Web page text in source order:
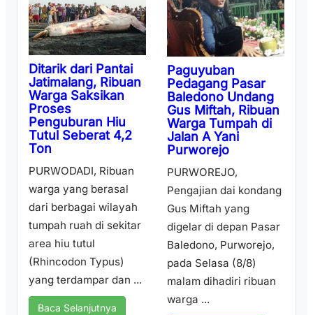
Ditarik dari Pantai
Jatimalang, Ribuan
Warga Saksikan
Proses
Penguburan Hiu
Tutul Seberat 4,2
Ton
PURWODADI, Ribuan
warga yang berasal
dari berbagai wilayah
tumpah ruah di sekitar
area hiu tutul
(Rhincodon Typus)
yang terdampar dan ...
Baca Selanjutnya
Paguyuban
Pedagang Pasar
Baledono Undang
Gus Miftah, Ribuan
Warga Tumpah di
Jalan A Yani
Purworejo
PURWOREJO,
Pengajian dai kondang
Gus Miftah yang
digelar di depan Pasar
Baledono, Purworejo,
pada Selasa (8/8)
malam dihadiri ribuan
warga ...